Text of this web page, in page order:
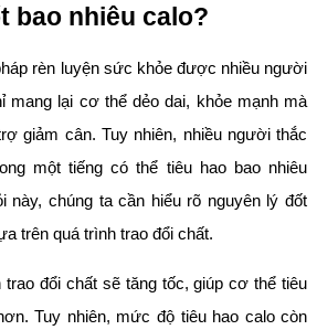
bao nhiêu calo?
rèn luyện sức khỏe được nhiều người
mang lại cơ thể dẻo dai, khỏe mạnh mà
giảm cân. Tuy nhiên, nhiều người thắc
một tiếng có thể tiêu hao bao nhiêu
này, chúng ta cần hiểu rõ nguyên lý đốt
trên quá trình trao đổi chất.
trao đổi chất sẽ tăng tốc, giúp cơ thể tiêu
Tuy nhiên, mức độ tiêu hao calo còn